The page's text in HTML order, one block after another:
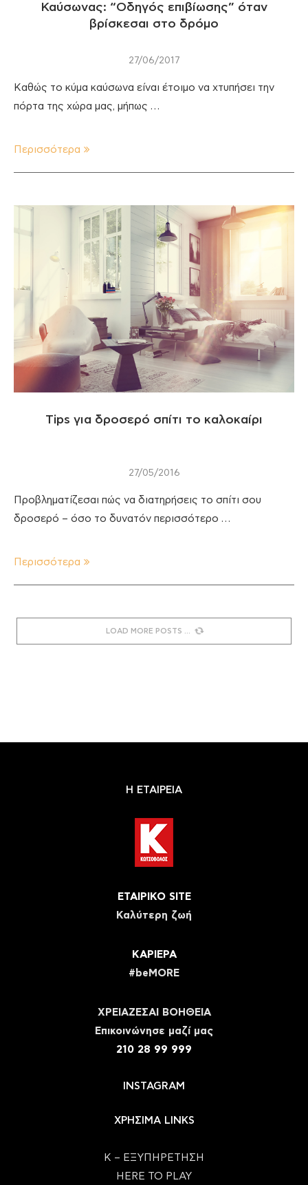
Καύσωνας: “Οδηγός επιβίωσης” όταν
βρίσκεσαι στο δρόμο
27/06/2017
Καθώς το κύμα καύσωνα είναι έτοιμο να χτυπήσει την
πόρτα της χώρα μας, μήπως …
Περισσότερα
Tips για δροσερό σπίτι το καλοκαίρι
27/05/2016
Προβληματίζεσαι πώς να διατηρήσεις το σπίτι σου
δροσερό – όσο το δυνατόν περισσότερο …
Περισσότερα
LOAD MORE POSTS
Η ΕΤΑΙΡΕΙΑ
ΕΤΑΙΡΙΚΟ SITE
Καλύτερη ζωή
ΚΑΡΙΕΡΑ
#beMORE
ΧΡΕΙΑΖΕΣΑΙ ΒΟΗΘΕΙΑ
Eπικοινώνησε μαζί μας
210 28 99 999
INSTAGRAM
ΧΡΗΣΙΜΑ LINKS
Κ – ΕΞΥΠΗΡΕΤΗΣΗ
HERE TO PLAY